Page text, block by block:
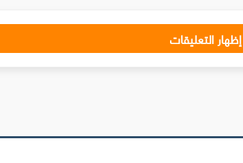
إظهار التعليقات